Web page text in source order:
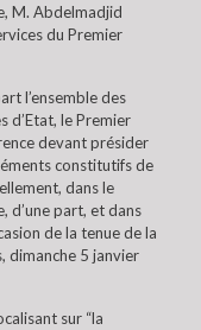
M. Abdelmadjid
du Premier
l’ensemble des
d’Etat, le Premier
devant présider
constitutifs de
dans le
d’une part, et dans
de la tenue de la
dimanche 5 janvier
sur “la